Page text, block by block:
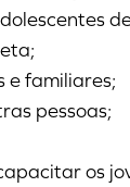
e familiares;
pessoas;
os